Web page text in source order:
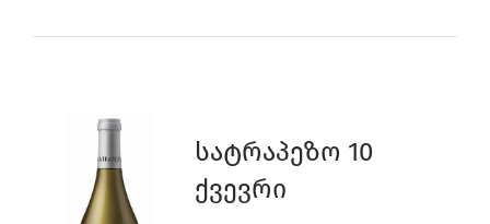
Სატრაპეზო 10
Ქვევრი